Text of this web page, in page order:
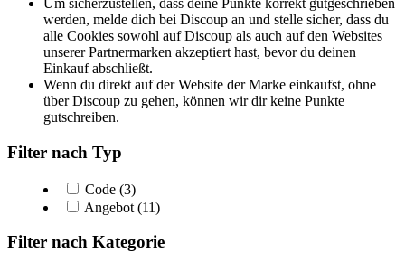
Um sicherzustellen, dass deine Punkte korrekt gutgeschrieben
werden, melde dich bei Discoup an und stelle sicher, dass du
alle Cookies sowohl auf Discoup als auch auf den Websites
unserer Partnermarken akzeptiert hast, bevor du deinen
Einkauf abschließt.
Wenn du direkt auf der Website der Marke einkaufst, ohne
über Discoup zu gehen, können wir dir keine Punkte
gutschreiben.
Filter nach Typ
Code (3)
Angebot (11)
Filter nach Kategorie